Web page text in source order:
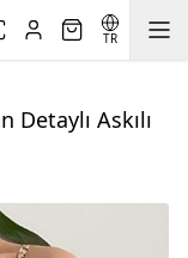
TR
Askılı